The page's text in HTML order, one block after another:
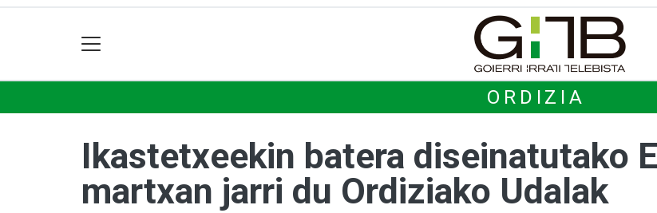
ORDIZIA
Ikastetxeekin batera diseinatutako
martxan jarri du Ordiziako Udalak